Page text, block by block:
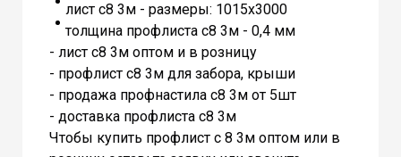
лист с8 3м - размеры: 1015х3000
толщина профлиста с8 3м - 0,4 мм
- лист с8 3м оптом и в розницу
- профлист с8 3м для забора, крыши
- продажа профнастила с8 3м от 5шт
- доставка профлиста с8 3м
Чтобы купить профлист с 8 3м оптом или в